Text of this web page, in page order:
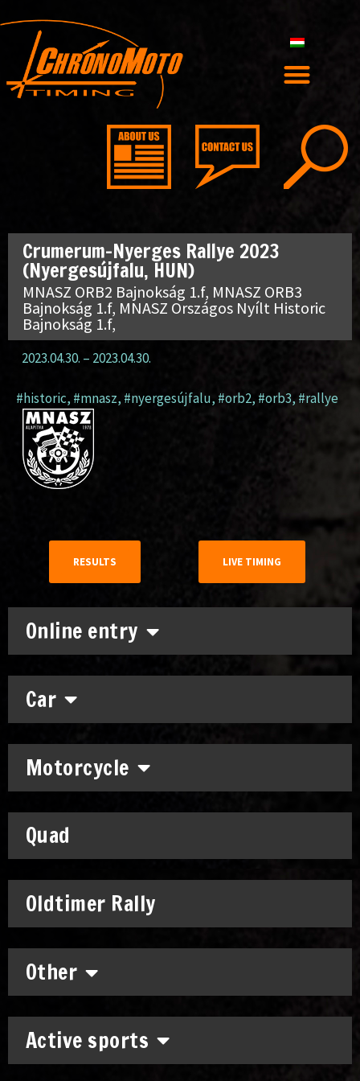
Online entry
Car
Motorcycle
Quad
Oldtimer Rally
Other
Active sports
Crumerum-Nyerges Rallye 2023
(Nyergesújfalu, HUN)
MNASZ ORB2 Bajnokság 1.f, MNASZ ORB3
Bajnokság 1.f, MNASZ Országos Nyílt Historic
Bajnokság 1.f,
2023.04.30. – 2023.04.30.
#historic, #mnasz, #nyergesújfalu, #orb2, #orb3,#rallye
RESULTS LIVE TIMING